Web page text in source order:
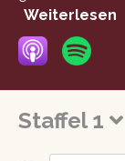
Weiterlesen
Staffel 1